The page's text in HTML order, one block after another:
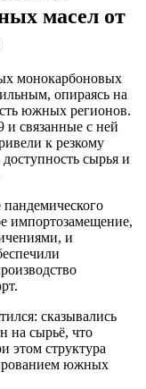
масел от
монокарбоновых
опираясь на
южных регионов.
связанные с ней
к резкому
сырья и
импортозамещение,
и
сказывались
на сырьё, что
этом структура
южных